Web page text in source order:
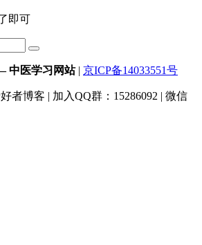
即可
中医学习网站| 京ICP备14033551号
者博客 | 加入QQ群：15286092 | 微信